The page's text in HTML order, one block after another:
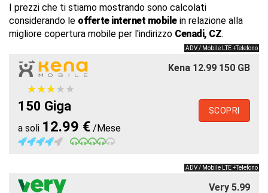
I prezzi che ti stiamo mostrando sono calcolati
considerando le offerte internet mobilein relazione alla
migliore copertura mobile per l'indirizzo Cenadi, CZ.
ADV / Mobile LTE +Telefono
Kena 12.99 150 GB
★★★★★
★★★★★
150 Giga
a soli 12.99 € /Mese
SCOPRI
ADV / Mobile LTE +Telefono
Very 5.99